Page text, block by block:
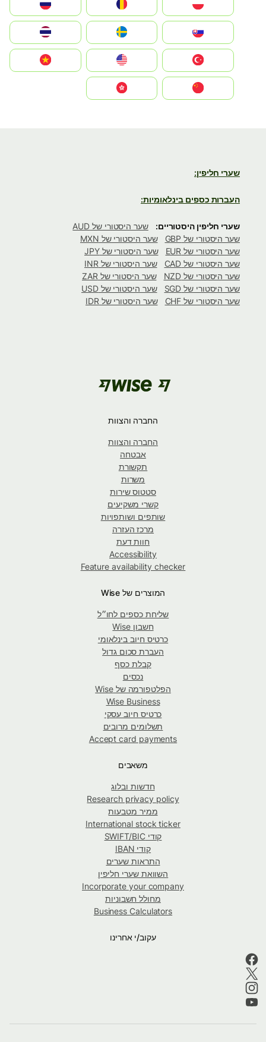
România
Slovensko
United States
Vietnam
שערי חליפין:
העברות כספים בינלאומיות:
שערי חליפין היסטוריים:
שער היסטורי של AUD
שער היסטורי של GBP
שער היסטורי של MXN
שער היסטורי של EUR
שער היסטורי של JPY
שער היסטורי של CAD
שער היסטורי של INR
שער היסטורי של NZD
שער היסטורי של ZAR
שער היסטורי של SGD
שער היסטורי של USD
שער היסטורי של CHF
שער היסטורי של IDR
החברה והצוות
החברה והצוות
אבטחה
תקשורת
משרות
סטטוס שירות
קשרי משקיעים
שותפים ושותפויות
מרכז העזרה
חוות דעת
Accessibility
Feature availability checker
המוצרים של Wise
שליחת כספים לחו״ל
חשבון Wise
כרטיס חיוב בינלאומי
העברת סכום גדול
קבלת כסף
נכסים
הפלטפורמה של Wise
Wise Business
כרטיס חיוב עסקי
תשלומים מרובים
Accept card payments
משאבים
חדשות ובלוג
Research privacy policy
ממיר מטבעות
International stock ticker
קודי SWIFT/BIC
קודי IBAN
התראות שערים
השוואת שערי חליפין
Incorporate your company
מחולל חשבוניות
Business Calculators
עקוב/י אחרינו